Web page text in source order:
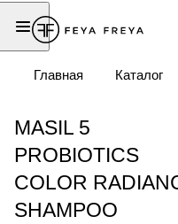
Главная Каталог
MASIL 5
PROBIOTICS
COLOR
SHAMPOO